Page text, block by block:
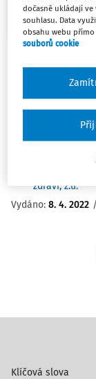
KARTY BOZP
Vrtač
Práce je
jsou prováděny
Obvykle se
podmínkami
může docházet
JUDr. Petr
zdraví, z.ú.
Vydáno: 8. 4. 2022 /
Klíčová slova
dočasně ukládají
souhlasu. Data
obsahu webu přímo
souborů cookie